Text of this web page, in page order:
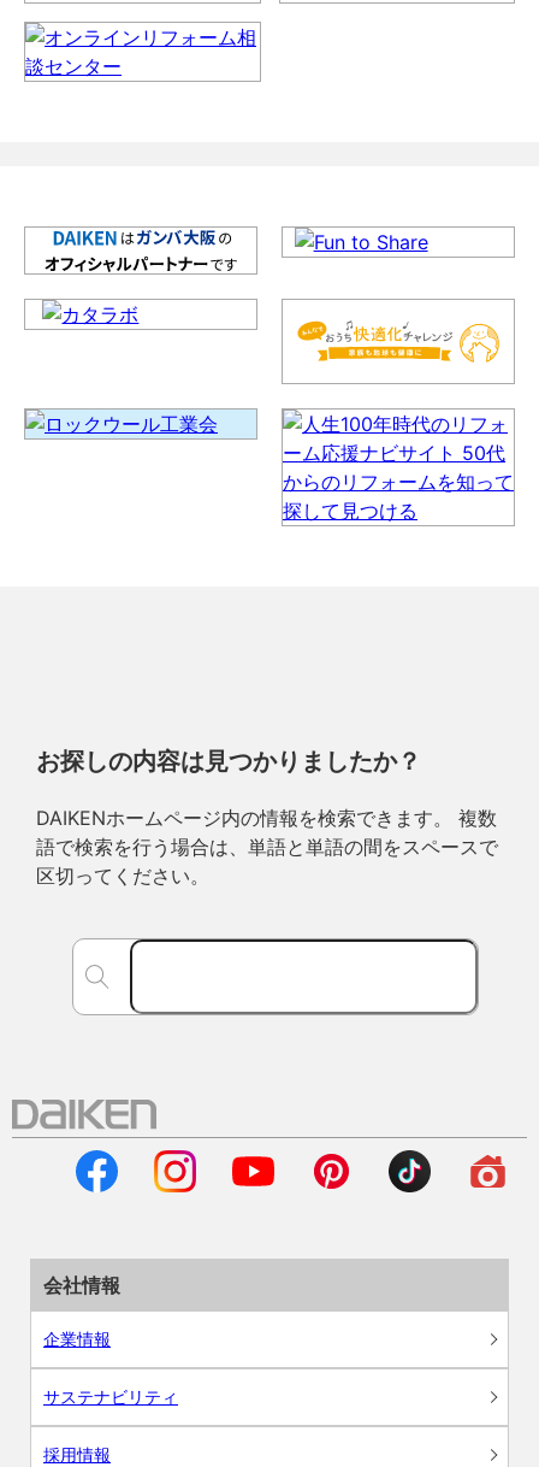
お探しの内容は見つかりましたか？
DAIKENホームページ内の情報を検索できます。 複数
語で検索を行う場合は、単語と単語の間をスペースで
区切ってください。
会社情報
企業情報
サステナビリティ
採用情報